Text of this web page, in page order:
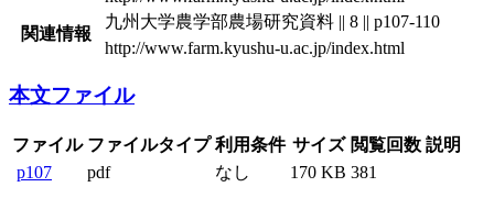
関連情報
九州大学農学部農場研究資料 || 8 || p107-110
http://www.farm.kyushu-u.ac.jp/index.html
本文ファイル
ファイル ファイルタイプ 利用条件 サイズ 閲覧回数 説明
p107
pdf なし 170 KB 381